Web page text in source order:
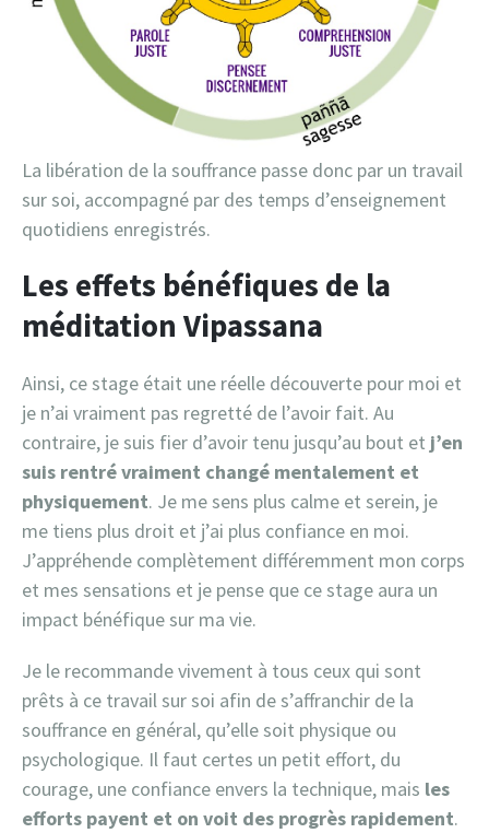
La libération de la souffrance passe donc par un travail
sur soi, accompagné par des temps d’enseignement
quotidiens enregistrés.
Les effets bénéfiques de la
méditation Vipassana
Ainsi, ce stage était une réelle découverte pour moi et
je n’ai vraiment pas regretté de l’avoir fait. Au
contraire, je suis fier d’avoir tenu jusqu’au bout et j’en
suis rentré vraiment changé mentalement et
physiquement. Je me sens plus calme et serein, je
me tiens plus droit et j’ai plus confiance en moi.
J’appréhende complètement différemment mon corps
et mes sensations et je pense que ce stage aura un
impact bénéfique sur ma vie.
Je le recommande vivement à tous ceux qui sont
prêts à ce travail sur soi afin de s’affranchir de la
souffrance en général, qu’elle soit physique ou
psychologique. Il faut certes un petit effort, du
courage, une confiance envers la technique, mais les
efforts payent et on voit des progrès rapidement.